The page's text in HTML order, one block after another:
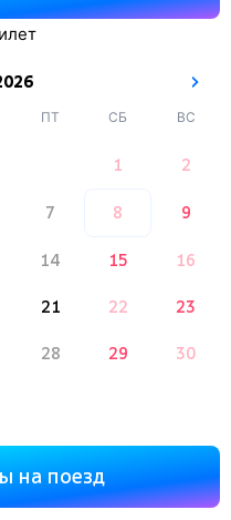
ПТ СБ ВС
1 2
7 8 9
14 15 16
21 22 23
28 29 30
на поезд